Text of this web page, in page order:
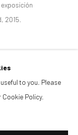
to you. Please
Policy.
exposición
2015.